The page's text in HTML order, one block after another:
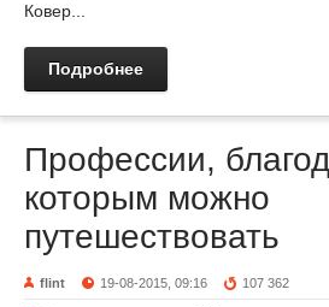
Ковер...
Подробнее
Профессии,
которым можно
путешествовать
flint 19-08-2015, 09:16 107 362